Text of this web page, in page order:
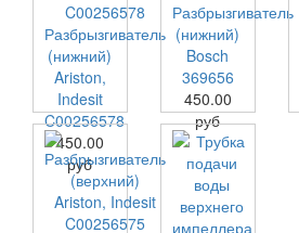
Разбрызгиватель
(нижний)
Ariston,
Indesit
C00256578
450.00
руб
Разбрызгиватель
(нижний)
Bosch
369656
450.00
руб